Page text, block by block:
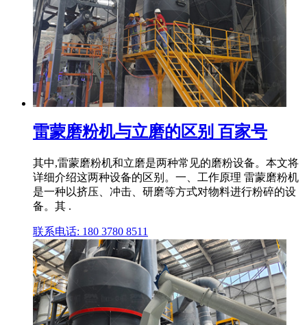
雷蒙磨粉机与立磨的区别 百家号
其中,雷蒙磨粉机和立磨是两种常见的磨粉设备。本文将
详细介绍这两种设备的区别。一、工作原理 雷蒙磨粉机
是一种以挤压、冲击、研磨等方式对物料进行粉碎的设
备。其 .
联系电话: 180 3780 8511